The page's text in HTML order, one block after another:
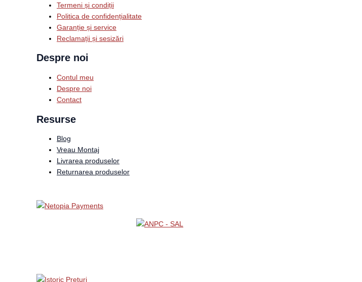
Termeni și condiții
Politica de confidențialitate
Garanție și service
Reclamații și sesizări
Despre noi
Contul meu
Despre noi
Contact
Resurse
Blog
Vreau Montaj
Livrarea produselor
Returnarea produselor